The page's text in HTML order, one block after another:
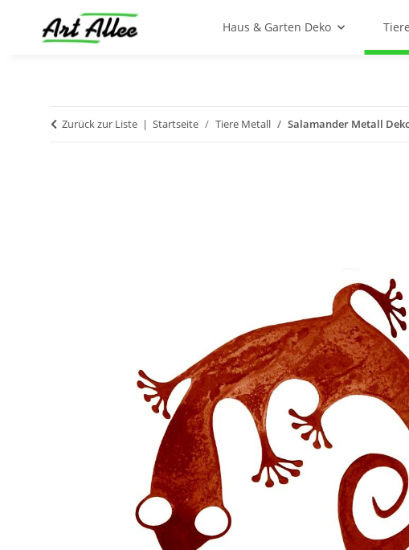
Haus & Garten Deko
Zurück zur Liste Startseite Tiere Metall Salamander Metall